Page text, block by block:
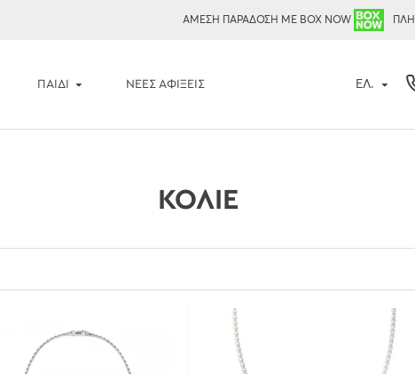
ΑΜΕΣΗ ΠΑΡΑΔΟΣΗ ΜΕ BOX NOW
ΠΑΙΔΙ ΝΈΕΣ ΑΦΊΞΕΙΣ ΕΛ.
ΚΟΛΙΈ